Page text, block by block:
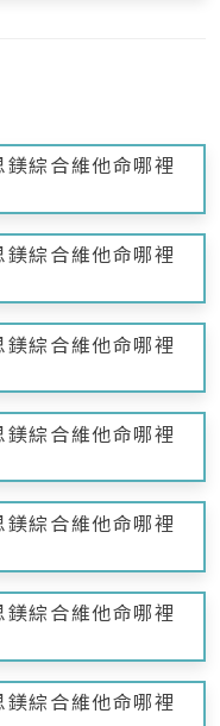
綜合維他命哪裡
綜合維他命哪裡
綜合維他命哪裡
綜合維他命哪裡
綜合維他命哪裡
綜合維他命哪裡
綜合維他命哪裡